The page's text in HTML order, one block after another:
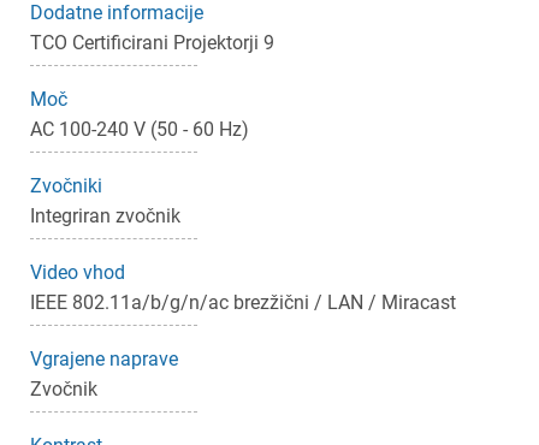
Dodatne informacije
TCO Certificirani Projektorji 9
Moč
AC 100-240 V (50 - 60 Hz)
Zvočniki
Integriran zvočnik
Video vhod
IEEE 802.11a/b/g/n/ac brezžični / LAN / Miracast
Vgrajene naprave
Zvočnik